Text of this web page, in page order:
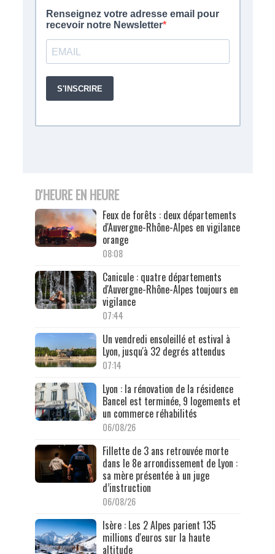
D'HEURE EN HEURE
Feux de forêts : deux départements
d'Auvergne-Rhône-Alpes en vigilance
orange
08:08
Canicule : quatre départements
d'Auvergne-Rhône-Alpes toujours en
vigilance
07:44
Un vendredi ensoleillé et estival à
Lyon, jusqu'à 32 degrés attendus
07:14
Lyon : la rénovation de la résidence
Bancel est terminée, 9 logements et
un commerce réhabilités
06/08/26
Fillette de 3 ans retrouvée morte
dans le 8e arrondissement de Lyon :
sa mère présentée à un juge
d’instruction
06/08/26
Isère : Les 2 Alpes parient 135
millions d'euros sur la haute
altitude